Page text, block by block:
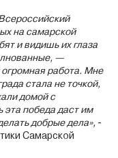
на самарской
и видишь их глаза
—
работа. Мне
стала не точкой,
домой с
эта победа даст им
добрые дела», -
Самарской